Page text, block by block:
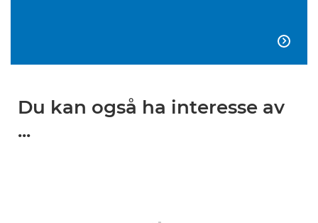

Du kan også ha interesse av
...